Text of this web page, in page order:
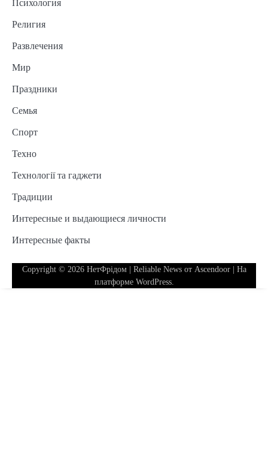
Психология
Религия
Развлечения
Мир
Праздники
Семья
Спорт
Техно
Технології та гаджети
Традиции
Интересные и выдающиеся личности
Интересные факты
Copyright © 2026 НетФрідом| Reliable News от Ascendoor| На
платформе WordPress.